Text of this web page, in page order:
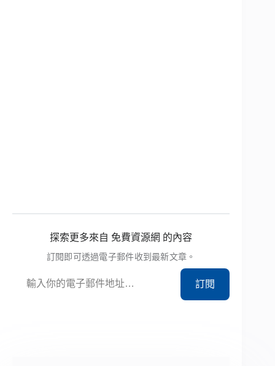
探索更多來自 免費資源網 的內容
訂閱即可透過電子郵件收到最新文章。
訂閱